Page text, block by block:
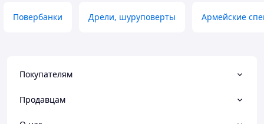
Повербанки Дрели, шуруповерты Армейские
Покупателям
Продавцам